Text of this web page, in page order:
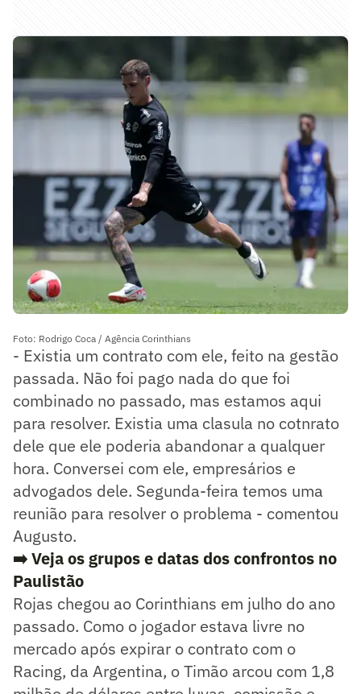
Foto: Rodrigo Coca / Agência Corinthians
- Existia um contrato com ele, feito na gestão
passada. Não foi pago nada do que foi
combinado no passado, mas estamos aqui
para resolver. Existia uma clasula no cotnrato
dele que ele poderia abandonar a qualquer
hora. Conversei com ele, empresários e
advogados dele. Segunda-feira temos uma
reunião para resolver o problema - comentou
Augusto.
➡️ Veja os grupos e datas dos confrontos no
Paulistão
Rojas chegou ao Corinthians em julho do ano
passado. Como o jogador estava livre no
mercado após expirar o contrato com o
Racing, da Argentina, o Timão arcou com 1,8